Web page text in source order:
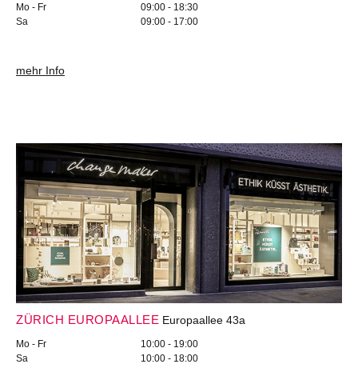
Mo - Fr
09:00 - 18:30
Sa
09:00 - 17:00
mehr Info
ZÜRICH EUROPAALLEE Europaallee 43a
Mo - Fr
10:00 - 19:00
Sa
10:00 - 18:00